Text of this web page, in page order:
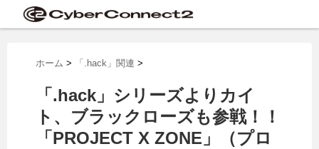
ホーム > 「.hack」関連 >
「.hack」シリーズよりカイ
ト、ブラックローズも参戦！！
「PROJECT X ZONE」（プロ